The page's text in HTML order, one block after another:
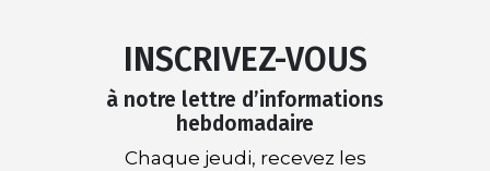
INSCRIVEZ-VOUS
à notre lettre d’informations
hebdomadaire
Chaque jeudi, recevez les